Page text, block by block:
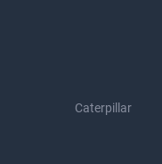
Caterpillar